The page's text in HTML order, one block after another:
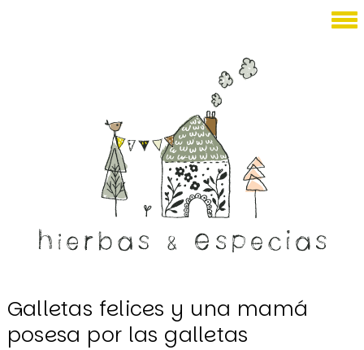
Galletas felices y una mamá
posesa por las galletas